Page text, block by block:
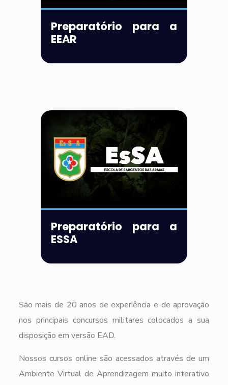
Preparatório para a
EEAR
Preparatório para a
ESSA
São mais de 20 anos de experiência e de aprovação
nos principais concursos militares colocados a sua
disposição em versão EAD.
Nossos cursos online são acessados através de um
Ambiente Virtual de Aprendizagem muito interativo